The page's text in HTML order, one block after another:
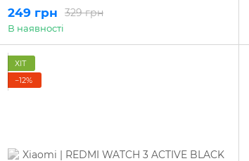
329 грн
249 грн
В наявності
ХІТ
−12%